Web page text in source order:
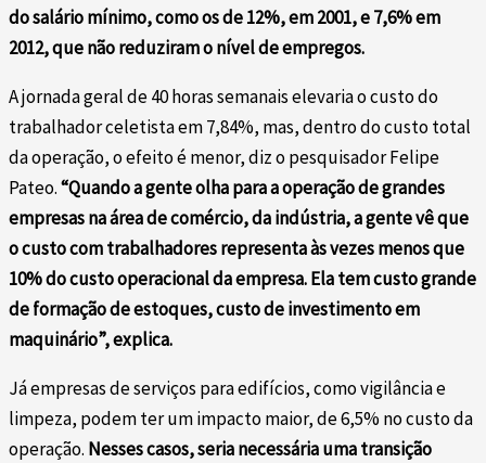
do salário mínimo, como os de 12%, em 2001, e 7,6% em
2012, que não reduziram o nível de empregos.
A jornada geral de 40 horas semanais elevaria o custo do
trabalhador celetista em 7,84%, mas, dentro do custo total
da operação, o efeito é menor, diz o pesquisador Felipe
Pateo.“Quando a gente olha para a operação de grandes
empresas na área de comércio, da indústria, a gente vê que
o custo com trabalhadores representa às vezes menos que
10% do custo operacional da empresa. Ela tem custo grande
de formação de estoques, custo de investimento em
maquinário”, explica.
Já empresas de serviços para edifícios, como vigilância e
limpeza, podem ter um impacto maior, de 6,5% no custo da
operação. Nesses casos, seria necessária uma transição